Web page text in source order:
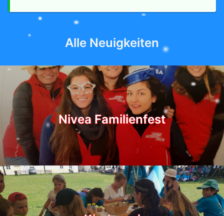
Alle Neuigkeiten
Nivea Familienfest